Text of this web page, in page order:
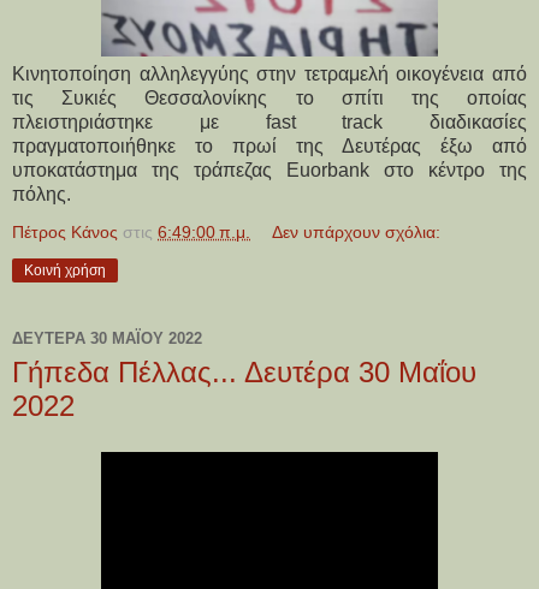
Κινητοποίηση αλληλεγγύης στην τετραμελή οικογένεια από
τις Συκιές Θεσσαλονίκης το σπίτι της οποίας
πλειστηριάστηκε με fast track διαδικασίες
πραγματοποιήθηκε το πρωί της Δευτέρας έξω από
υποκατάστημα της τράπεζας Euorbank στο κέντρο της
πόλης.
Πέτρος Κάνος στις 6:49:00 π.μ. Δεν υπάρχουν σχόλια:
Κοινή χρήση
ΔΕΥΤΈΡΑ 30 ΜΑΪ́ΟΥ 2022
Γήπεδα Πέλλας... Δευτέρα 30 Μαΐου
2022